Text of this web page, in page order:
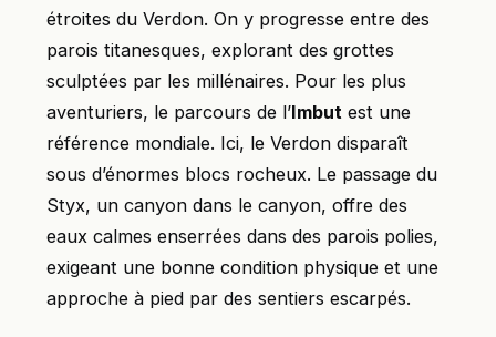
étroites du Verdon. On y progresse entre des
parois titanesques, explorant des grottes
sculptées par les millénaires. Pour les plus
aventuriers, le parcours de l’Imbut est une
référence mondiale. Ici, le Verdon disparaît
sous d’énormes blocs rocheux. Le passage du
Styx, un canyon dans le canyon, offre des
eaux calmes enserrées dans des parois polies,
exigeant une bonne condition physique et une
approche à pied par des sentiers escarpés.